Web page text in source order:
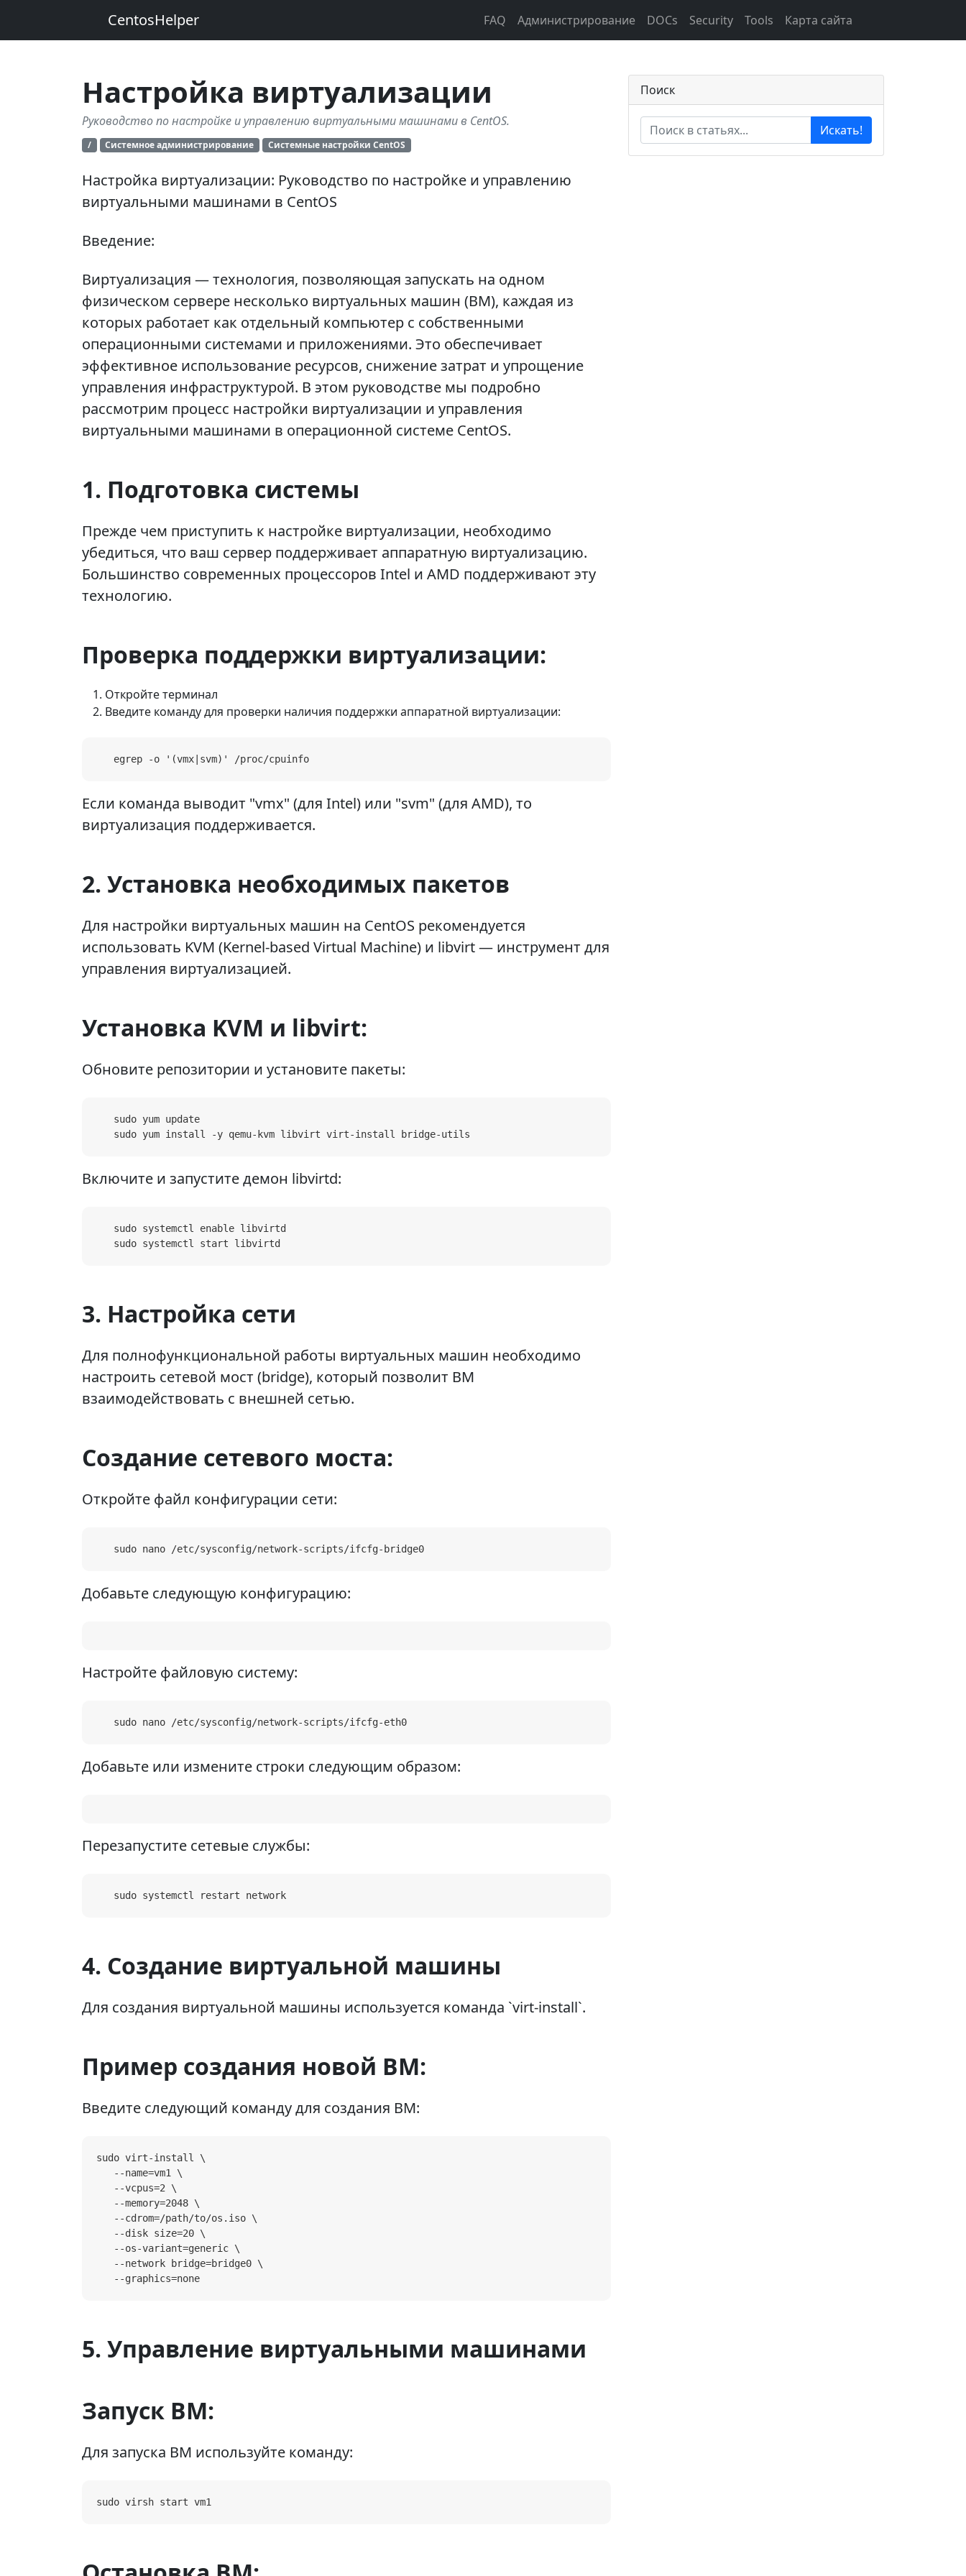
CentosHelper FAQ Администрирование DOCs Security Tools Карта сайта
Настройка виртуализации
Руководство по настройке и управлению виртуальными машинами в CentOS.
/ Системное администрирование Системные настройки CentOS
Настройка виртуализации: Руководство по настройке и управлению
виртуальными машинами в CentOS
Введение:
Виртуализация — технология, позволяющая запускать на одном
физическом сервере несколько виртуальных машин (ВМ), каждая из
которых работает как отдельный компьютер с собственными
операционными системами и приложениями. Это обеспечивает
эффективное использование ресурсов, снижение затрат и упрощение
управления инфраструктурой. В этом руководстве мы подробно
рассмотрим процесс настройки виртуализации и управления
виртуальными машинами в операционной системе CentOS.
1. Подготовка системы
Прежде чем приступить к настройке виртуализации, необходимо
убедиться, что ваш сервер поддерживает аппаратную виртуализацию.
Большинство современных процессоров Intel и AMD поддерживают эту
технологию.
Проверка поддержки виртуализации:
Откройте терминал
Введите команду для проверки наличия поддержки аппаратной виртуализации:
   egrep -o '(vmx|svm)' /proc/cpuinfo
Если команда выводит "vmx" (для Intel) или "svm" (для AMD), то
виртуализация поддерживается.
2. Установка необходимых пакетов
Для настройки виртуальных машин на CentOS рекомендуется
использовать KVM (Kernel-based Virtual Machine) и libvirt — инструмент для
управления виртуализацией.
Установка KVM и libvirt:
Обновите репозитории и установите пакеты:
   sudo yum update
   sudo yum install -y qemu-kvm libvirt virt-install bridge-utils
Включите и запустите демон libvirtd:
   sudo systemctl enable libvirtd
   sudo systemctl start libvirtd
3. Настройка сети
Для полнофункциональной работы виртуальных машин необходимо
настроить сетевой мост (bridge), который позволит ВМ
взаимодействовать с внешней сетью.
Создание сетевого моста:
Откройте файл конфигурации сети:
   sudo nano /etc/sysconfig/network-scripts/ifcfg-bridge0
Добавьте следующую конфигурацию:
Настройте файловую систему:
   sudo nano /etc/sysconfig/network-scripts/ifcfg-eth0
Добавьте или измените строки следующим образом:
Перезапустите сетевые службы:
   sudo systemctl restart network
4. Создание виртуальной машины
Для создания виртуальной машины используется команда `virt-install`.
Пример создания новой ВМ:
Введите следующий команду для создания ВМ:
sudo virt-install \
   --name=vm1 \
   --vcpus=2 \
   --memory=2048 \
   --cdrom=/path/to/os.iso \
   --disk size=20 \
   --os-variant=generic \
   --network bridge=bridge0 \
   --graphics=none
5. Управление виртуальными машинами
Запуск ВМ:
Для запуска ВМ используйте команду:
sudo virsh start vm1
Поиск
Искать!